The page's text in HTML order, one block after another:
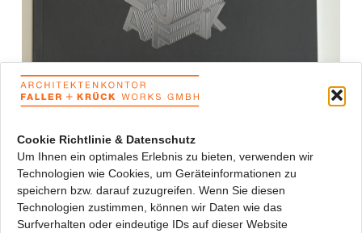
Cookie Richtlinie & Datenschutz
Um Ihnen ein optimales Erlebnis zu bieten, verwenden wir
Technologien wie Cookies, um Geräteinformationen zu
speichern bzw. darauf zuzugreifen. Wenn Sie diesen
Technologien zustimmen, können wir Daten wie das
Surfverhalten oder eindeutige IDs auf dieser Website
Immobilien des
Jahres 2023